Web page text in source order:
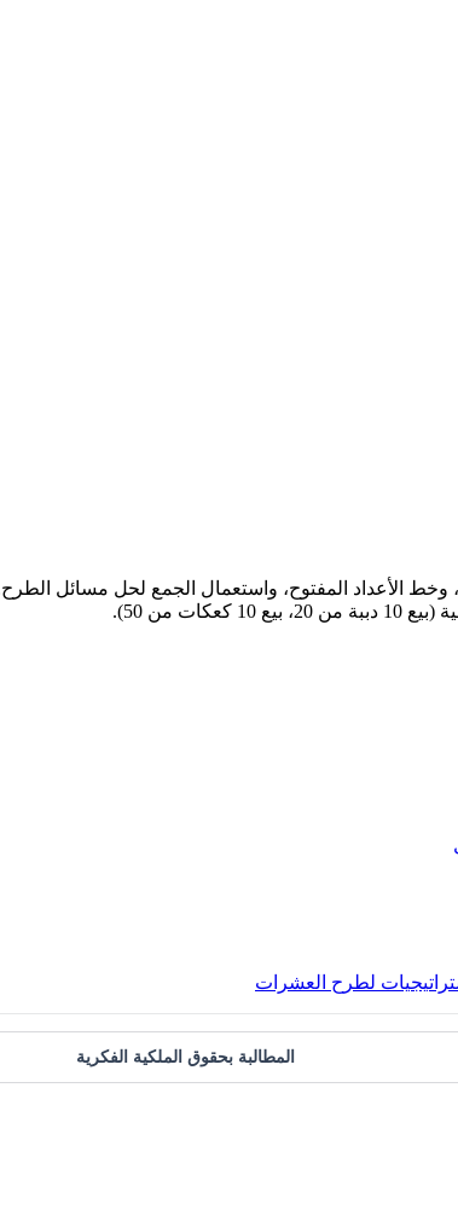
وخط الأعداد المفتوح، واستعمال الجمع لحل مسائل
لطرح العشرات
المطالبة بحقوق الملكية الفكرية